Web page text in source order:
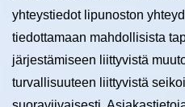
yhteystiedot lipunoston
tiedottamaan mahdollisista
järjestämiseen liittyvistä
turvallisuuteen liittyvistä